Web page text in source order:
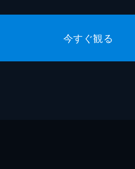
今すぐ観る